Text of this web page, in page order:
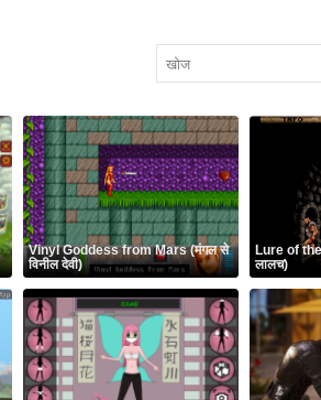
Vinyl Goddess from Mars (मंगल से
विनील देवी)
Lure of
लालच)